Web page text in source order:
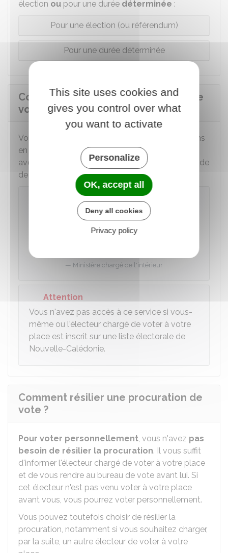
élection ou pour une durée déterminée :
Pour une élection (ou référendum)
Pour une durée déterminée
Comment vérifier les procurations de
vote qui ont été faites ?
Vous pouvez savoir quelles sont vos procurations
en cours, c'est-à-dire retrouver celles que vous
avez faites et celles dont vous êtes chargé, à l'aide
de ce téléservice :
Vérifier votre inscription électorale
et votre bureau de vote
Accéder au service en ligne
Ministère chargé de l'intérieur
Attention
Vous n'avez pas accès à ce service si vous-
même ou l'électeur chargé de voter à votre
place est inscrit sur une liste électorale de
Nouvelle-Calédonie.
Comment résilier une procuration de
vote ?
Pour voter personnellement, vous n'avez pas
besoin de résilier la procuration. Il vous suffit
d'informer l'électeur chargé de voter à votre place
et de vous rendre au bureau de vote avant lui. Si
cet électeur n'est pas venu voter à votre place
avant vous, vous pourrez voter personnellement.
Vous pouvez toutefois choisir de résilier la
procuration, notamment si vous souhaitez charger,
par la suite, un autre électeur de voter à votre
This site uses cookies and
gives you control over what
you want to activate
Personalize
OK, accept all
Deny all cookies
Privacy policy